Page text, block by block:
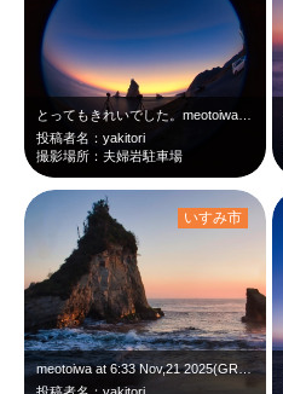
とってもきれいでした。meotoiwa at 6:09 Nov,21 2025…
投稿者名：yakitori
撮影場所：夫婦岩駐車場
meotoiwa at 6:33 Nov,21 2025(GRD 1st)
いすみ市